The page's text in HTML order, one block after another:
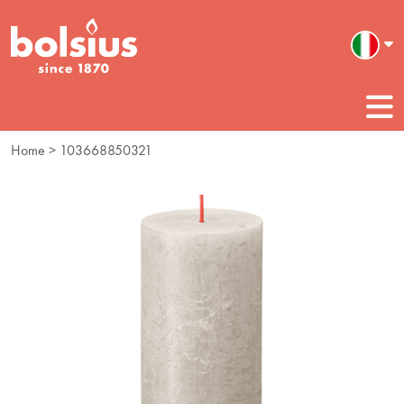
Home > 103668850321